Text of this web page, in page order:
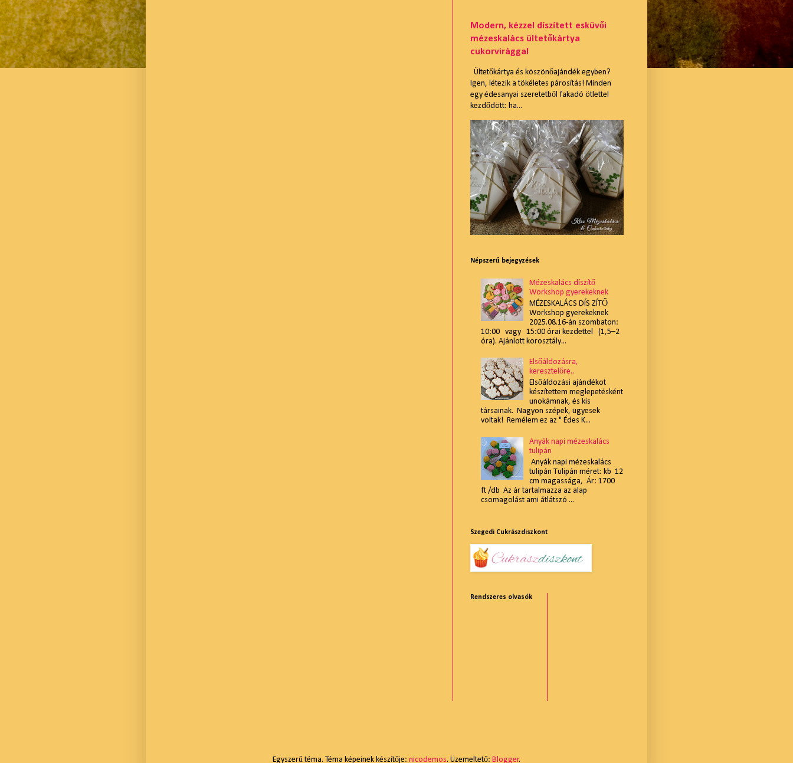
Modern, kézzel díszített esküvői
mézeskalács ültetőkártya
cukorvirággal
Ültetőkártya és köszönőajándék egyben?
Igen, létezik a tökéletes párosítás! Minden
egy édesanyai szeretetből fakadó ötlettel
kezdődött: ha...
Népszerű bejegyzések
Mézeskalács díszítő
Workshop gyerekeknek
MÉZESKALÁCS DÍS ZÍTŐ
Workshop gyerekeknek
2025.08.16-án szombaton:
10:00 vagy 15:00 órai kezdettel (1,5–2
óra). Ajánlott korosztály...
Elsőáldozásra,
keresztelőre..
Elsőáldozási ajándékot
készítettem meglepetésként
unokámnak, és kis
társainak. Nagyon szépek, ügyesek
voltak! Remélem ez az " Édes K...
Anyák napi mézeskalács
tulipán
Anyák napi mézeskalács
tulipán Tulipán méret: kb 12
cm magassága, Ár: 1700
ft /db Az ár tartalmazza az alap
csomagolást ami átlátszó ...
Szegedi Cukrászdiszkont
Rendszeres olvasók
Egyszerű téma. Téma képeinek készítője: nicodemos. Üzemeltető: Blogger.